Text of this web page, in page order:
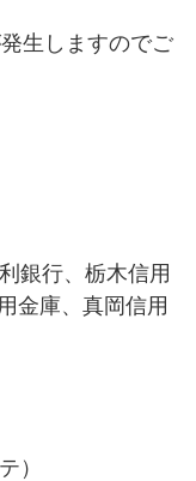
生しますのでご
銀行、栃木信用
金庫、真岡信用
）